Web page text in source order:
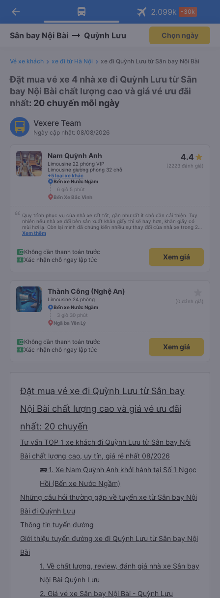
Tải app Vexere ngay!
Nhận ưu đãi thành viên độc
Mở app
Tải app Vexere
-30k/ghế khi đặt vé máy bay qua
Mở app
arrow_back 2.099k -30k
Sân bay Nội Bài Quỳnh Lưu Chọn ngày
Vé xe khách xe đi từ Hà Nội xe đi Quỳnh Lưu từ Sân bay Nội Bài
Đặt mua vé xe 4 nhà xe đi Quỳnh Lưu từ Sân
bay Nội Bài chất lượng cao và giá vé ưu đãi
nhất: 20 chuyến mỗi ngày
Vexere Team
Ngày cập nhật: 08/08/2026
Nam Quỳnh Anh
Limousine 22 phòng VIP
Limousine giường phòng 32 chỗ
+5 loại xe khác
4.4
(2223 đánh giá)
Bến xe Nước Ngầm
6 giờ 5 phút
Bến Xe Bắc Vinh
Quy trình phục vụ của nhà xe rất tốt, gần như rất ít chỗ cần cải thiện. Tuy
nhiên nếu nhà xe đổi bên sản xuất khăn giấy thì sẽ hay hơn, khăn giấy có
mùi hơi lạ. Còn lại mình đã chứng kiến nhiều sự thay đổi của nhà xe trong 2
tháng vừa rồi: tài xế và phụ xe ngày càng thân thiện, quy trình phục vụ rõ
Xem thêm
Không cần thanh toán trước
Xác nhận chỗ ngay lập tức
Xem giá
Thành Công (Nghệ An)
Limousine 24 phòng
(0 đánh giá)
Bến xe Nước Ngầm
3 giờ 30 phút
Ngã ba Yên Lý
Không cần thanh toán trước
Xác nhận chỗ ngay lập tức
Xem giá
Đặt mua vé xe đi Quỳnh Lưu từ Sân bay
Nội Bài chất lượng cao và giá vé ưu đãi
nhất: 20 chuyến
Tư vấn TOP 1 xe khách đi Quỳnh Lưu từ Sân bay Nội
Bài chất lượng cao, uy tín, giá rẻ nhất 08/2026
🚌 1. Xe Nam Quỳnh Anh khởi hành tại Số 1 Ngọc
Hồi (Bến xe Nước Ngầm)
Những câu hỏi thường gặp về tuyến xe từ Sân bay Nội
Bài đi Quỳnh Lưu
Thông tin tuyến đường
Giới thiệu tuyến đường xe đi Quỳnh Lưu từ Sân bay Nội
Bài
1. Về chất lượng, review, đánh giá nhà xe Sân bay
Nội Bài Quỳnh Lưu
2. Giá vé xe Sân bay Nội Bài - Quỳnh Lưu